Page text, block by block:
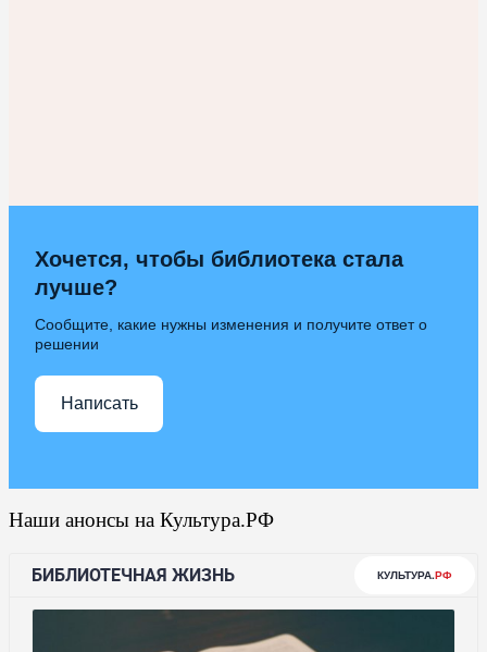
Хочется, чтобы библиотека стала
лучше?
Сообщите, какие нужны изменения и получите ответ о
решении
Написать
Наши анонсы на Культура.РФ